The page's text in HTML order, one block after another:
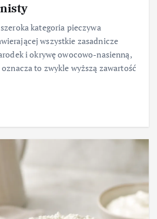
kategoria pieczywa
wszystkie zasadnicze
i okrywę owocowo-nasienną,
to zwykle wyższą zawartość